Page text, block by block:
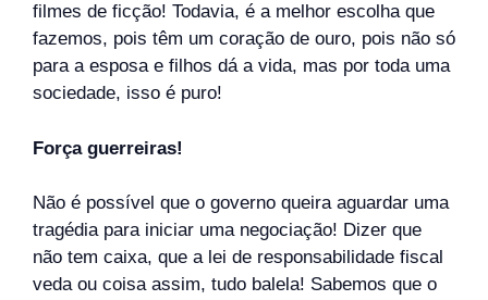
filmes de ficção! Todavia, é a melhor escolha que
fazemos, pois têm um coração de ouro, pois não só
para a esposa e filhos dá a vida, mas por toda uma
sociedade, isso é puro!
Força guerreiras!
Não é possível que o governo queira aguardar uma
tragédia para iniciar uma negociação! Dizer que
não tem caixa, que a lei de responsabilidade fiscal
veda ou coisa assim, tudo balela! Sabemos que o